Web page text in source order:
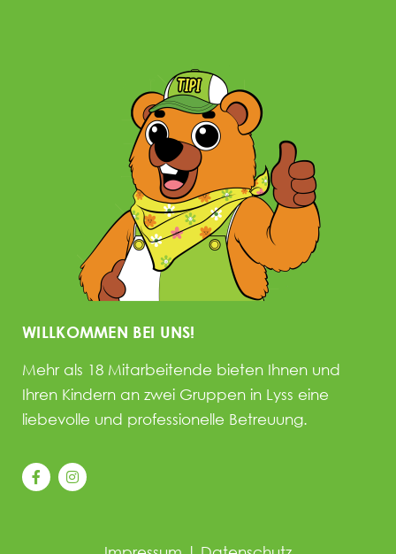
WILLKOMMEN BEI UNS!
Mehr als 18 Mitarbeitende bieten Ihnen und
Ihren Kindern an zwei Gruppen in Lyss eine
liebevolle und professionelle Betreuung.